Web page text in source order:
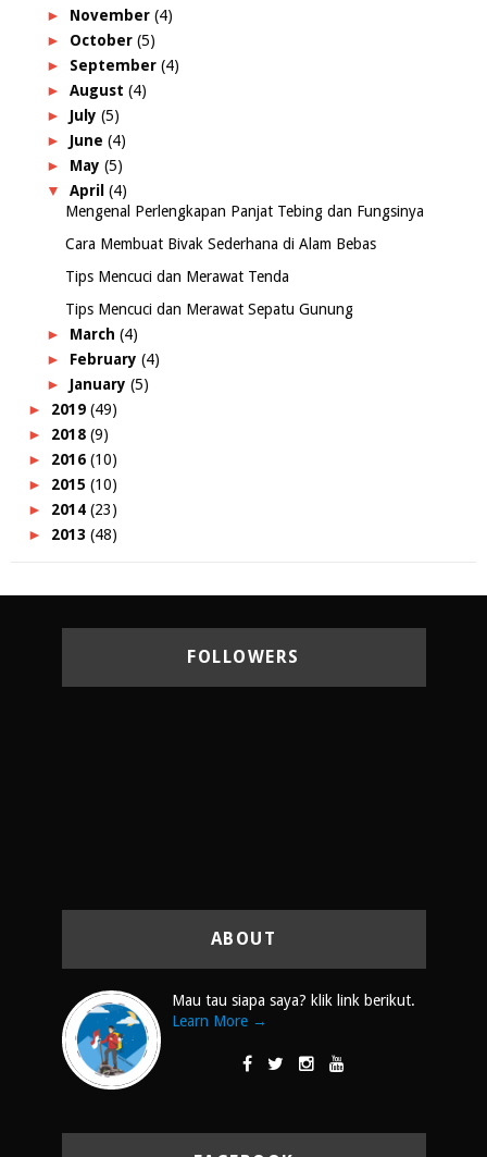
► November (4)
► October (5)
► September (4)
► August (4)
► July (5)
► June (4)
► May (5)
▼ April (4)
Mengenal Perlengkapan Panjat Tebing dan Fungsinya
Cara Membuat Bivak Sederhana di Alam Bebas
Tips Mencuci dan Merawat Tenda
Tips Mencuci dan Merawat Sepatu Gunung
► March (4)
► February (4)
► January (5)
► 2019 (49)
► 2018 (9)
► 2016 (10)
► 2015 (10)
► 2014 (23)
► 2013 (48)
FOLLOWERS
ABOUT
Mau tau siapa saya? klik link berikut.
Learn More →